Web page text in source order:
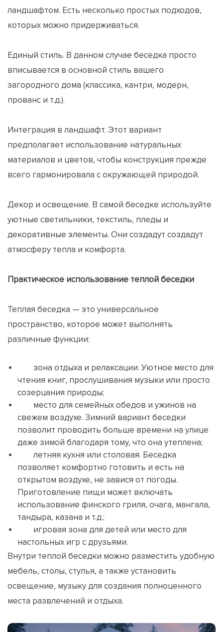
ландшафтом. Есть несколько простых подходов,
которых можно придерживаться.
Единый стиль. В данном случае беседка просто
вписывается в основной стиль вашего
загородного дома (классика, кантри, модерн,
прованс и т.д.).
Интеграция в ландшафт. Этот вариант
предполагает использование натуральных
материалов и цветов, чтобы конструкция прежде
всего гармонировала с окружающей природой.
Декор и освещение. В самой беседке используйте
уютные светильники, текстиль, пледы и
декоративные элементы. Они создадут создадут
атмосферу тепла и комфорта.
Практическое использование теплой беседки
Теплая беседка — это универсальное
пространство, которое может выполнять
различные функции:
зона отдыха и релаксации. Уютное место для
чтения книг, прослушивания музыки или просто
созерцания природы;
место для семейных обедов и ужинов на
свежем воздухе. Зимний вариант беседки
позволит проводить больше времени на улице
даже зимой благодаря тому, что она утеплена;
летняя кухня или столовая. Беседка
позволяет комфортно готовить и есть на
открытом воздухе, не завися от погоды.
Приготовление пищи может включать
использование финского гриля, очага, мангала,
тандыра, казана и т.д.;
игровая зона для детей или место для
настольных игр с друзьями.
Внутри теплой беседки можно разместить удобную
мебель, столы, стулья, а также установить
освещение, музыку для создания полноценного
места развлечений и отдыха.